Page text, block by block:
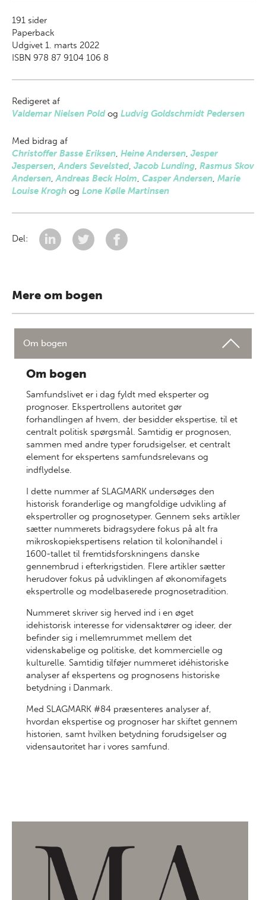
191 sider
Paperback
Udgivet 1. marts 2022
ISBN 978 87 9104 106 8
Redigeret af
Valdemar Nielsen Poldog Ludvig Goldschmidt Pedersen
Med bidrag af
Christoffer Basse Eriksen, Heine Andersen, Jesper
Jespersen,Anders Sevelsted, Jacob Lunding, Rasmus Skov
Andersen,Andreas Beck Holm, Casper Andersen, Marie
Louise Krogh og Lone Kølle Martinsen
Del:
Mere om bogen
Om bogen
Om bogen
Samfundslivet er i dag fyldt med eksperter og
prognoser. Ekspertrollens autoritet gør
forhandlingen af hvem, der besidder ekspertise, til et
centralt politisk spørgsmål. Samtidig er prognosen,
sammen med andre typer forudsigelser, et centralt
element for ekspertens samfundsrelevans og
indflydelse.
I dette nummer af SLAGMARK undersøges den
historisk foranderlige og mangfoldige udvikling af
ekspertroller og prognosetyper. Gennem seks artikler
sætter nummerets bidragsydere fokus på alt fra
mikroskopiekspertisens relation til kolonihandel i
1600-tallet til fremtidsforskningens danske
gennembrud i efterkrigstiden. Flere artikler sætter
herudover fokus på udviklingen af økonomifagets
ekspertrolle og modelbaserede prognosetradition.
Nummeret skriver sig herved ind i en øget
idehistorisk interesse for vidensaktører og ideer, der
befinder sig i mellemrummet mellem det
videnskabelige og politiske, det kommercielle og
kulturelle. Samtidig tilføjer nummeret idéhistoriske
analyser af ekspertens og prognosens historiske
betydning i Danmark.
Med SLAGMARK #84 præsenteres analyser af,
hvordan ekspertise og prognoser har skiftet gennem
historien, samt hvilken betydning forudsigelser og
vidensautoritet har i vores samfund.